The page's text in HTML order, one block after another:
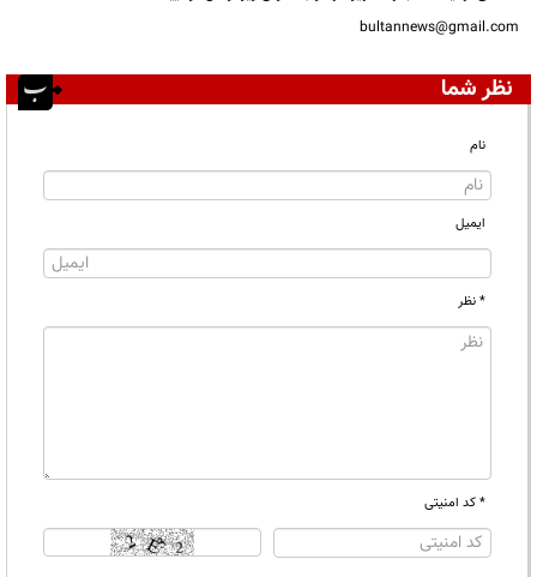
bultannews@gmail.com
نظر شما
نام
ایمیل
* نظر
* کد امنیتی